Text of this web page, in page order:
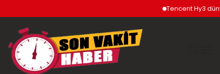
Tencent Hy3 dünya